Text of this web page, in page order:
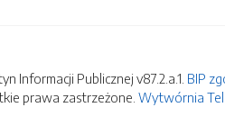
Informacji Publicznej v87.2.a.1. BIP
prawa zastrzeżone. Wytwórnia